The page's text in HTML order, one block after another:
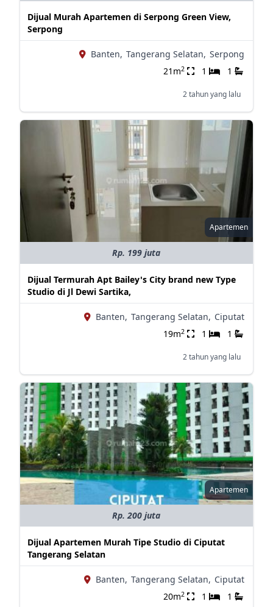
Dijual Murah Apartemen di Serpong Green View,
Serpong
Banten, Tangerang Selatan, Serpong
21m2 1 1
2 tahun yang lalu
Apartemen
Rp. 199 juta
Dijual Termurah Apt Bailey's City brand new Type
Studio di Jl Dewi Sartika,
Banten, Tangerang Selatan, Ciputat
19m2 1 1
2 tahun yang lalu
Apartemen
Rp. 200 juta
Dijual Apartemen Murah Tipe Studio di Ciputat
Tangerang Selatan
Banten, Tangerang Selatan, Ciputat
20m2 1 1